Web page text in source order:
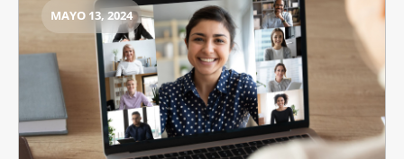
MAYO 13, 2024